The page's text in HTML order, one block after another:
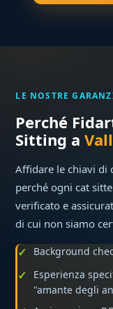
LE NOSTRE
Perché
Sitting a
Affidare le chiavi di
perché ogni cat
verificato e
di cui non siamo
Background
Esperienza
"amante degli